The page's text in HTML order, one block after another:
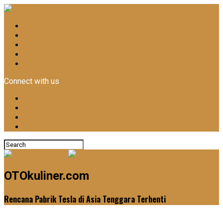
Connect with us
OTOkuliner.com
Rencana Pabrik Tesla di Asia Tenggara Terhenti